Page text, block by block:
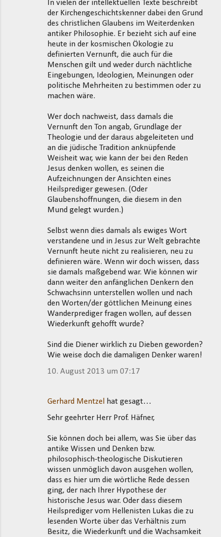
In vielen der intellektuellen Texte beschreibt
der Kirchengeschichtskenner dabei den Grund
des christlichen Glaubens im Weiterdenken
antiker Philosophie. Er bezieht sich auf eine
heute in der kosmischen Ökologie zu
definierten Vernunft, die auch für die
Menschen gilt und weder durch nächtliche
Eingebungen, Ideologien, Meinungen oder
politische Mehrheiten zu bestimmen oder zu
machen wäre.
Wer doch nachweist, dass damals die
Vernunft den Ton angab, Grundlage der
Theologie und der daraus abgeleiteten und
an die jüdische Tradition anknüpfende
Weisheit war, wie kann der bei den Reden
Jesus denken wollen, es seinen die
Aufzeichnungen der Ansichten eines
Heilsprediger gewesen. (Oder
Glaubenshoffnungen, die diesem in den
Mund gelegt wurden.)
Selbst wenn dies damals als ewiges Wort
verstandene und in Jesus zur Welt gebrachte
Vernunft heute nicht zu realisieren, neu zu
definieren wäre. Wenn wir doch wissen, dass
sie damals maßgebend war. Wie können wir
dann weiter den anfänglichen Denkern den
Schwachsinn unterstellen wollen und nach
den Worten/der göttlichen Meinung eines
Wanderprediger fragen wollen, auf dessen
Wiederkunft gehofft wurde?
Sind die Diener wirklich zu Dieben geworden?
Wie weise doch die damaligen Denker waren!
10. August 2013 um 07:17
Gerhard Mentzel
hat gesagt…
Sehr geehrter Herr Prof. Häfner,
Sie können doch bei allem, was Sie über das
antike Wissen und Denken bzw.
philosophisch-theologische Diskutieren
wissen unmöglich davon ausgehen wollen,
dass es hier um die wörtliche Rede dessen
ging, der nach Ihrer Hypothese der
historische Jesus war. Oder dass diesem
Heilsprediger vom Hellenisten Lukas die zu
lesenden Worte über das Verhältnis zum
Besitz, die Wiederkunft und die Wachsamkeit